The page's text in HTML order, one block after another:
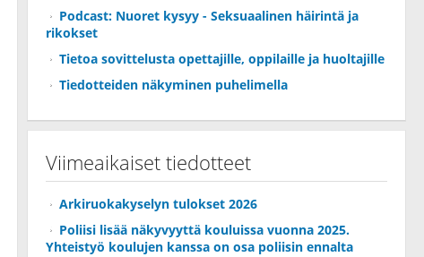
Podcast: Nuoret kysyy - Seksuaalinen häirintä ja
rikokset
Tietoa sovittelusta opettajille, oppilaille ja huoltajille
Tiedotteiden näkyminen puhelimella
Viimeaikaiset tiedotteet
Arkiruokakyselyn tulokset 2026
Poliisi lisää näkyvyyttä kouluissa vuonna 2025.
Yhteistyö koulujen kanssa on osa poliisin ennalta